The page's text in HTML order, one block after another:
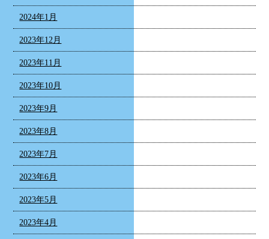
2024年1月
2023年12月
2023年11月
2023年10月
2023年9月
2023年8月
2023年7月
2023年6月
2023年5月
2023年4月